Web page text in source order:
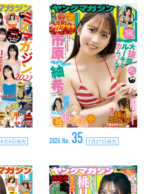
8月3日発売 2026 No. 35 7月27日発売